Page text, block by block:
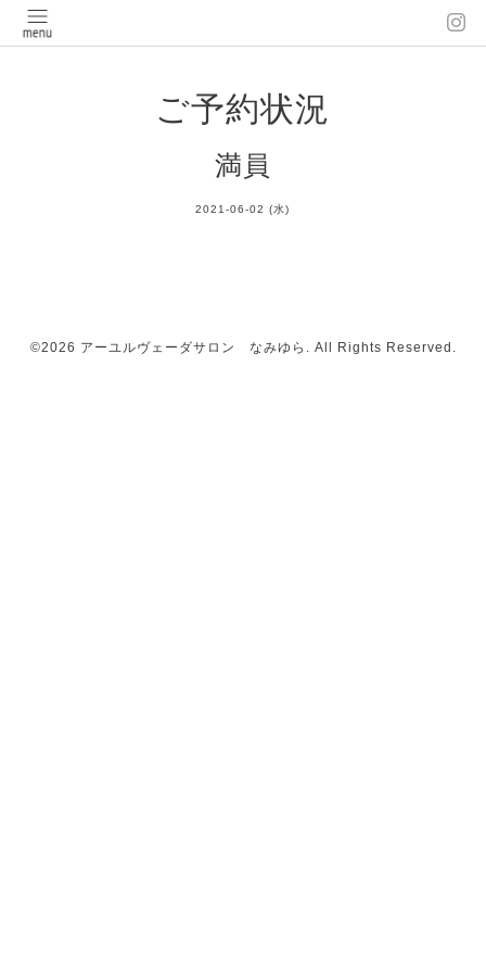
ご予約状況
満員
2021-06-02 (水)
©2026 アーユルヴェーダサロン なみゆら . All Rights Reserved.